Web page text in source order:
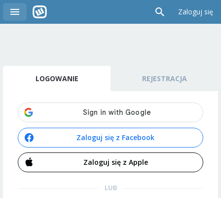
Zaloguj się
LOGOWANIE REJESTRACJA
Zaloguj się z Facebook
Zaloguj się z Apple
LUB